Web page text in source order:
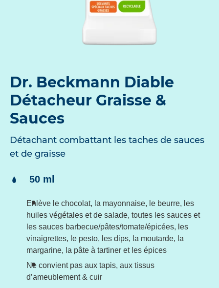
Dr. Beckmann Diable
Détacheur Graisse &
Sauces
Détachant combattant les taches de sauces
et de graisse
Contenu:
50 ml
Enlève le chocolat, la mayonnaise, le beurre, les
huiles végétales et de salade, toutes les sauces et
les sauces barbecue/pâtes/tomate/épicées, les
vinaigrettes, le pesto, les dips, la moutarde, la
margarine, la pâte à tartiner et les épices
Ne convient pas aux tapis, aux tissus
d’ameublement & cuir